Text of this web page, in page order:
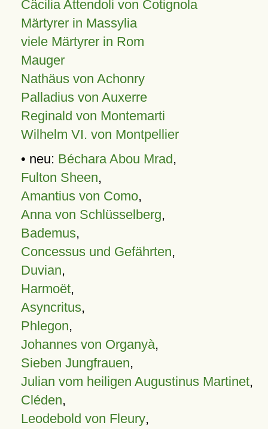
Cäcilia Attendoli von Cotignola
Märtyrer in Massylia
viele Märtyrer in Rom
Mauger
Nathäus von Achonry
Palladius von Auxerre
Reginald von Montemarti
Wilhelm VI. von Montpellier
• neu: Béchara Abou Mrad,
Fulton Sheen,
Amantius von Como,
Anna von Schlüsselberg,
Bademus,
Concessus und Gefährten,
Duvian,
Harmoët,
Asyncritus,
Phlegon,
Johannes von Organyà,
Sieben Jungfrauen,
Julian vom heiligen Augustinus Martinet,
Cléden,
Leodebold von Fleury,